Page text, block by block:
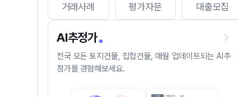
거래사례 평가자문 대출모집
AI추정가
전국 모든 토지건물, 집합건물, 매월 업데이트되는 AI추
정가를 경험해보세요.